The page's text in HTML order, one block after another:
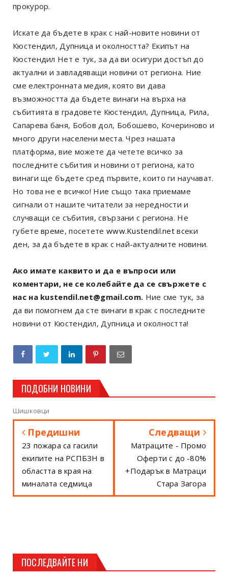
прокурор.
Искате да бъдете в крак с най-новите новини от
Кюстендил, Дупница и околността? Екипът на
Кюстендил Нет е тук, за да ви осигури достъп до
актуални и завладяващи новини от региона. Ние
сме електронната медия, която ви дава
възможността да бъдете винаги на върха на
събитията в градовете Кюстендил, Дупница, Рила,
Сапарева баня, Бобов дол, Бобошево, Кочериново и
много други населени места. Чрез нашата
платформа, вие можете да четете всичко за
последните събития и новини от региона, като
винаги ще бъдете сред първите, които ги научават.
Но това не е всичко! Ние също така приемаме
сигнали от нашите читатели за нередности и
случващи се събития, свързани с региона. Не
губете време, посетете www.Kustendil.net всеки
ден, за да бъдете в крак с най-актуалните новини.
Ако имате каквито и да е въпроси или
коментари, не се колебайте да се свържете с
нас на kustendil.net@gmail.com. Ние сме тук, за
да ви помогнем да сте винаги в крак с последните
новини от Кюстендил, Дупница и околността!
ПОДОБНИ НОВИНИ
Шишковци
Предишни
23 пожара са гасили
екипите на РСПБЗН в
областта в края на
миналата седмица
Следващи
Матраците - Промо
Оферти с до -80%
+Подарък в Матраци
Стара Загора
ПОСЛЕДВАЙТЕ НИ